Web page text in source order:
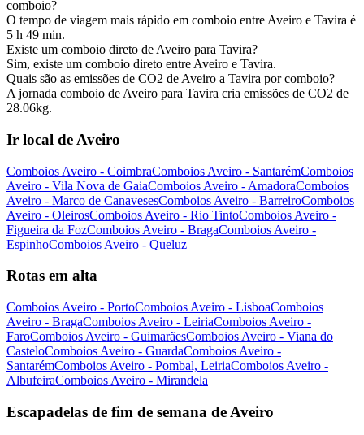
comboio?
O tempo de viagem mais rápido em comboio entre Aveiro e Tavira é
5 h 49 min.
Existe um comboio direto de Aveiro para Tavira?
Sim, existe um comboio direto entre Aveiro e Tavira.
Quais são as emissões de CO2 de Aveiro a Tavira por comboio?
A jornada comboio de Aveiro para Tavira cria emissões de CO2 de
28.06kg.
Ir local de Aveiro
Comboios Aveiro - CoimbraComboios Aveiro - SantarémComboios
Aveiro - Vila Nova de GaiaComboios Aveiro - AmadoraComboios
Aveiro - Marco de CanavesesComboios Aveiro - BarreiroComboios
Aveiro - OleirosComboios Aveiro - Rio TintoComboios Aveiro -
Figueira da FozComboios Aveiro - BragaComboios Aveiro -
EspinhoComboios Aveiro - Queluz
Rotas em alta
Comboios Aveiro - PortoComboios Aveiro - LisboaComboios
Aveiro - BragaComboios Aveiro - LeiriaComboios Aveiro -
FaroComboios Aveiro - GuimarãesComboios Aveiro - Viana do
CasteloComboios Aveiro - GuardaComboios Aveiro -
SantarémComboios Aveiro - Pombal, LeiriaComboios Aveiro -
AlbufeiraComboios Aveiro - Mirandela
Escapadelas de fim de semana de Aveiro